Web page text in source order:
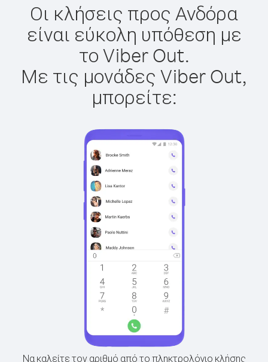
Οι κλήσεις προς Ανδόρα
είναι εύκολη υπόθεση με
το Viber Out.
Με τις μονάδες Viber Out,
μπορείτε:
Να καλείτε τον αριθμό από το πληκτρολόγιο κλήσης